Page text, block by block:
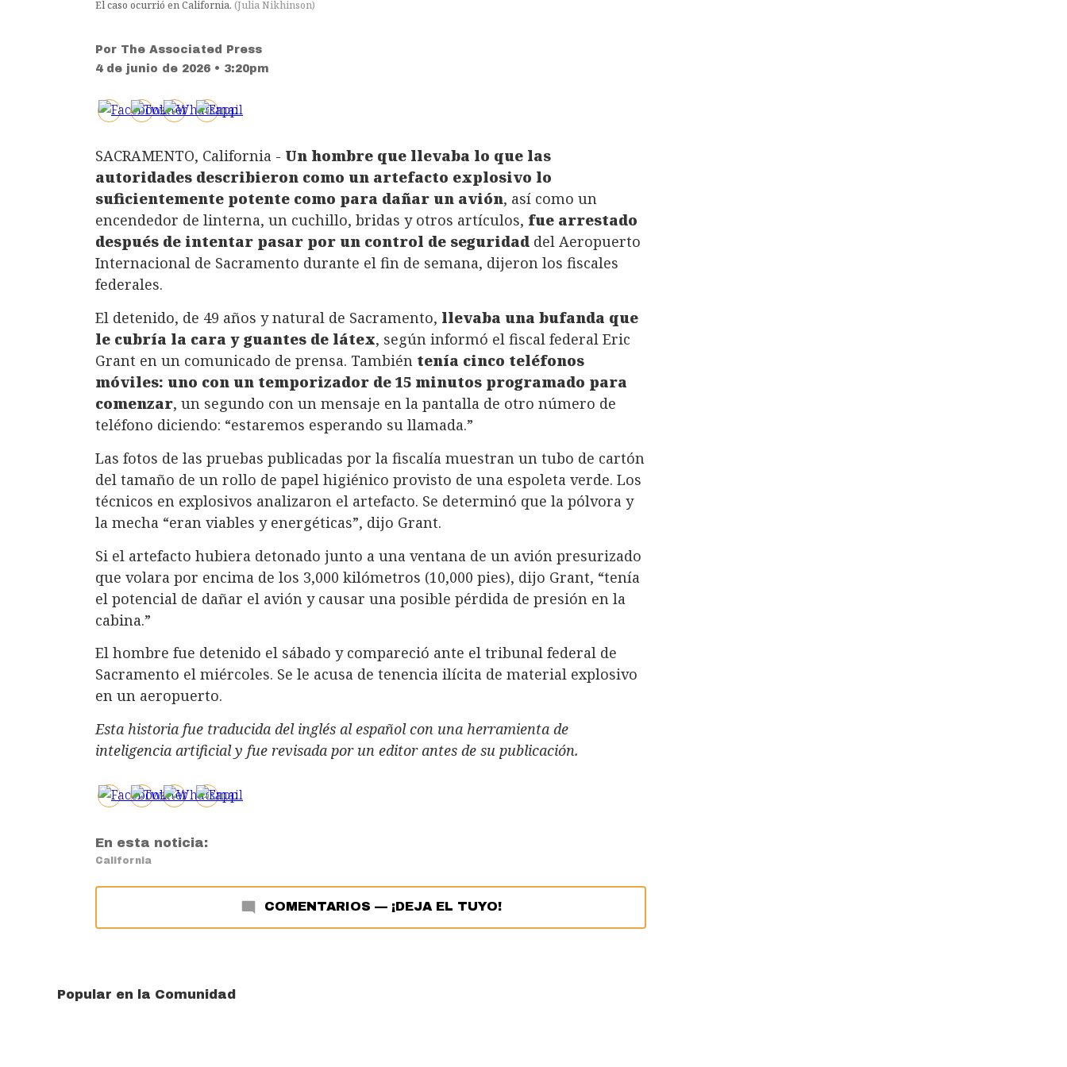
El caso ocurrió en California. (Julia Nikhinson)
Por The Associated Press
4 de junio de 2026 • 3:20pm
SACRAMENTO, California - Un hombre que llevaba lo que las
autoridades describieron como un artefacto explosivo lo
suficientemente potente como para dañar un avión, así como un
encendedor de linterna, un cuchillo, bridas y otros artículos, fue arrestado
después de intentar pasar por un control de seguridad del Aeropuerto
Internacional de Sacramento durante el fin de semana, dijeron los fiscales
federales.
El detenido, de 49 años y natural de Sacramento, llevaba una bufanda que
le cubría la cara y guantes de látex, según informó el fiscal federal Eric
Grant en un comunicado de prensa. También tenía cinco teléfonos
móviles: uno con un temporizador de 15 minutos programado para
comenzar, un segundo con un mensaje en la pantalla de otro número de
teléfono diciendo: “estaremos esperando su llamada.”
Las fotos de las pruebas publicadas por la fiscalía muestran un tubo de cartón
del tamaño de un rollo de papel higiénico provisto de una espoleta verde. Los
técnicos en explosivos analizaron el artefacto. Se determinó que la pólvora y
la mecha “eran viables y energéticas”, dijo Grant.
Si el artefacto hubiera detonado junto a una ventana de un avión presurizado
que volara por encima de los 3,000 kilómetros (10,000 pies), dijo Grant, “tenía
el potencial de dañar el avión y causar una posible pérdida de presión en la
cabina.”
El hombre fue detenido el sábado y compareció ante el tribunal federal de
Sacramento el miércoles. Se le acusa de tenencia ilícita de material explosivo
en un aeropuerto.
Esta historia fue traducida del inglés al español con una herramienta de
inteligencia artificial y fue revisada por un editor antes de su publicación.
En esta noticia:
California
COMENTARIOS — ¡DEJA EL TUYO!
Popular en la Comunidad